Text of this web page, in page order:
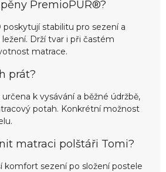
PremioPUR®?
stabilitu pro sezení a
Drží tvar i při častém
matrace.
prát?
k vysávání a běžné údržbě,
potah. Konkrétní možnost
matraci polštáři Tomi?
komfort sezení po složení postele